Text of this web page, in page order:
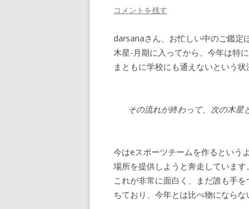
コメントを残す
darsanaさん、お忙しい中のご鑑定
木星-月期に入ってから、今年は特
まともに学校にも通えないという状
その流れが終わって、次の木星
今はeスポーツチームを作るという
場所を提供しようと奔走しています。
これが非常に面白く、まだ誰も手
ちており、今年とは比べ物になら